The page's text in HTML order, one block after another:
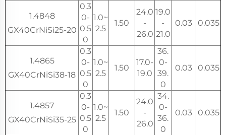
1.4848
GX40CrNiSi25-20
0.3
0-
0.5
0
1.0~
2.5
1.50
24.0
-
26.0
19.0
-
21.0
0.03 0.035
1.4865
GX40CrNiSi38-18
0.3
0-
0.5
0
1.0~
2.5
1.50
17.0-
19.0
36.
0-
39.
0
0.03 0.035
1.4857
GX40CrNiSi35-25
0.3
0-
0.5
0
1.0~
2.5
1.50
24.0
-
26.0
34.
0-
36.
0
0.03 0.035